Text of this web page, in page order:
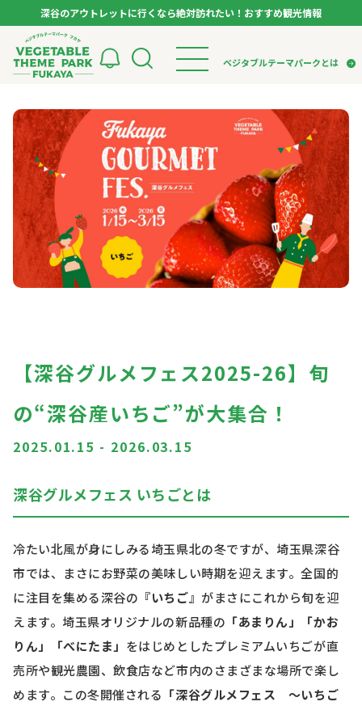
深谷のアウトレットに行くなら絶対訪れたい！おすすめ観光情報
ベジタブルテーマパークとは
検索
トップページ
モデルコース
スポット
イベント
体験
特集記事
ベジタブルテーマパークとは
VTPキャストミーティング
パートナー企業について
市長インタビュー
生産者インタビュー
アンバサダー
お役立ち情報
レシピ集
【深谷グルメフェス2025-26】旬
の“深谷産いちご”が大集合！
2025.01.15 - 2026.03.15
深谷グルメフェス いちごとは
冷たい北風が身にしみる埼玉県北の冬ですが、埼玉県深谷
市では、まさにお野菜の美味しい時期を迎えます。全国的
に注目を集める深谷の 『いちご』 がまさにこれから旬を迎
えます。埼玉県オリジナルの新品種の 「あまりん」「かお
りん」「べにたま」 をはじめとしたプレミアムいちごが直
売所や観光農園、飲食店など市内のさまざまな場所で楽し
めます。この冬開催される 「深谷グルメフェス ～いちご